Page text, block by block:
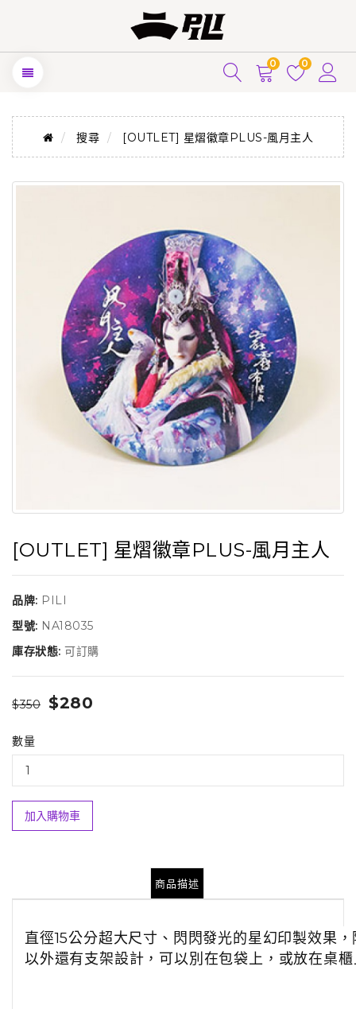
0 0
搜尋 [OUTLET] 星熠徽章PLUS-風月主人
[OUTLET] 星熠徽章PLUS-風月主人
品牌: PILI
型號: NA18035
庫存狀態: 可訂購
$350 $280
數量
加入購物車
商品描述
直徑15公分超大尺寸、閃閃發光的星幻印製效果，
以外還有支架設計， 可以別在包袋上，或放在桌